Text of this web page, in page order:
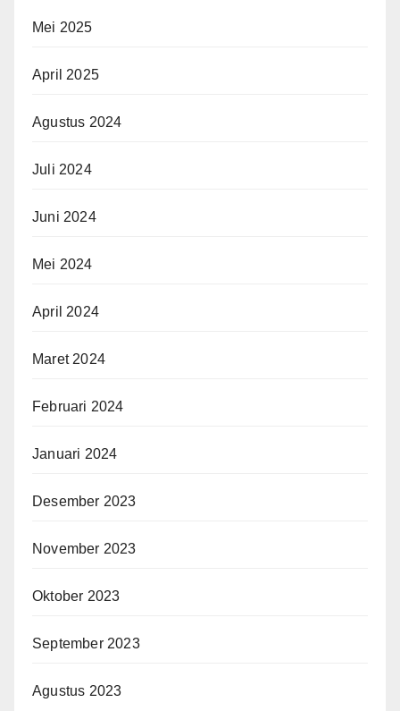
Mei 2025
April 2025
Agustus 2024
Juli 2024
Juni 2024
Mei 2024
April 2024
Maret 2024
Februari 2024
Januari 2024
Desember 2023
November 2023
Oktober 2023
September 2023
Agustus 2023